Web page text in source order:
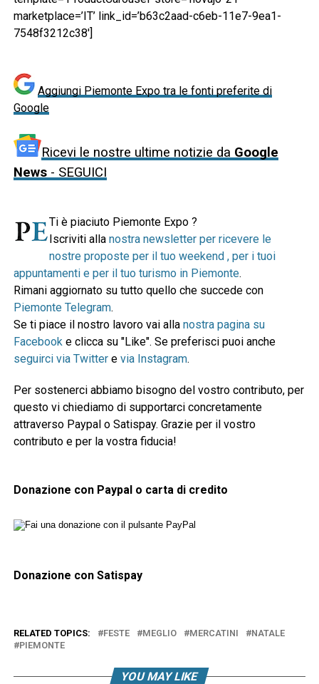
marketplace=’IT’ link_id=’b63c2aad-c6eb-11e7-9ea1-
7548f3212c38′]
Aggiungi Piemonte Expo tra le fonti preferite di
Google
Ricevi le nostre ultime notizie da Google
News- SEGUICI
Ti è piaciuto Piemonte Expo ?
Iscriviti alla nostra newsletter per ricevere le
nostre proposte per il tuo weekend , per i tuoi
appuntamenti e per il tuo turismo in Piemonte.
Rimani aggiornato su tutto quello che succede con
Piemonte Telegram.
Se ti piace il nostro lavoro vai alla nostra pagina su
Facebooke clicca su "Like". Se preferisci puoi anche
seguirci via Twittere via Instagram.
Per sostenerci abbiamo bisogno del vostro contributo, per
questo vi chiediamo di supportarci concretamente
attraverso Paypal o Satispay. Grazie per il vostro
contributo e per la vostra fiducia!
Donazione con Paypal o carta di credito
Donazione con Satispay
RELATED TOPICS: FESTE MEGLIO MERCATINI
NATALE
PIEMONTE
YOU MAY LIKE